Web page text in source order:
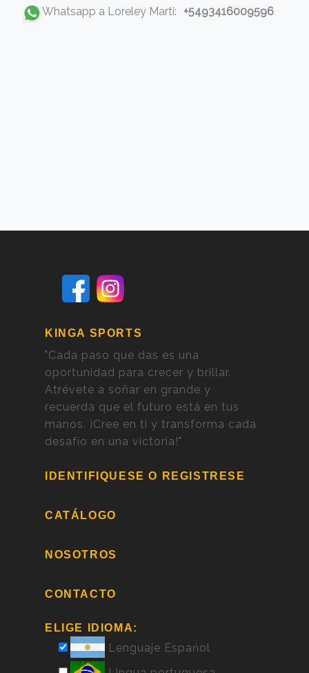
Whatsapp a Loreley Marti: +5493416009596
KINGA SPORTS
"Cada paso que das es una
oportunidad para crecer y brillar.
Atrévete a soñar en grande y
recuerda que el futuro está en tus
manos. ¡Cree en ti y transforma cada
desafío en una victoria!"
IDENTIFIQUESE O REGISTRESE
CATÁLOGO
NOSOTROS
CONTACTO
ELIGE IDIOMA:
Lenguaje Espańol